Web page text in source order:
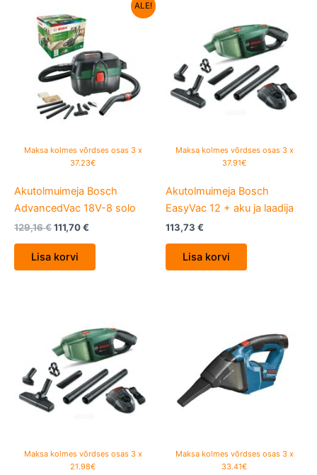
ALE!
Maksa kolmes võrdses osas 3 x
37.23€
Akutolmuimeja Bosch
AdvancedVac 18V-8 solo
129,16€
hind
oli:
129,16 €.
111,70€
Lisa korvi
Maksa kolmes võrdses osas 3 x
37.91€
Akutolmuimeja Bosch
EasyVac 12 + aku ja laadija
113,73 €
Lisa korvi
Maksa kolmes võrdses osas 3 x
21.98€
Maksa kolmes võrdses osas 3 x
33.41€